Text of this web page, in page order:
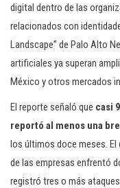
digital dentro de las
relacionados con
Landscape” de Palo Alto
artificiales ya superan
México y otros mercados
El reporte señaló que casi
reportó al menos una
los últimos doce meses.
de las empresas enfrentó
registró tres o más